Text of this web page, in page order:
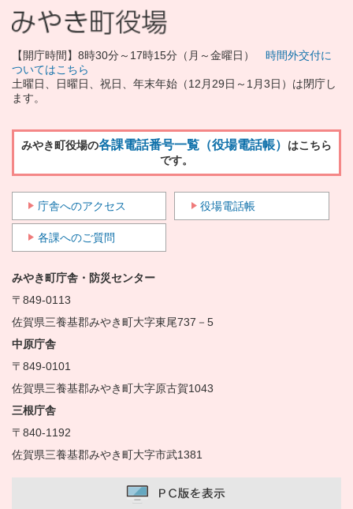
【開庁時間】8時30分～17時15分（月～金曜日） 時間外交付に
ついてはこちら
土曜日、日曜日、祝日、年末年始（12月29日～1月3日）は閉庁し
ます。
みやき町役場の各課電話番号一覧（役場電話帳） はこちら
です。
庁舎へのアクセス 役場電話帳
各課へのご質問
みやき町庁舎・防災センター
〒849-0113
佐賀県三養基郡みやき町大字東尾737－5
中原庁舎
〒849-0101
佐賀県三養基郡みやき町大字原古賀1043
三根庁舎
〒840-1192
佐賀県三養基郡みやき町大字市武1381